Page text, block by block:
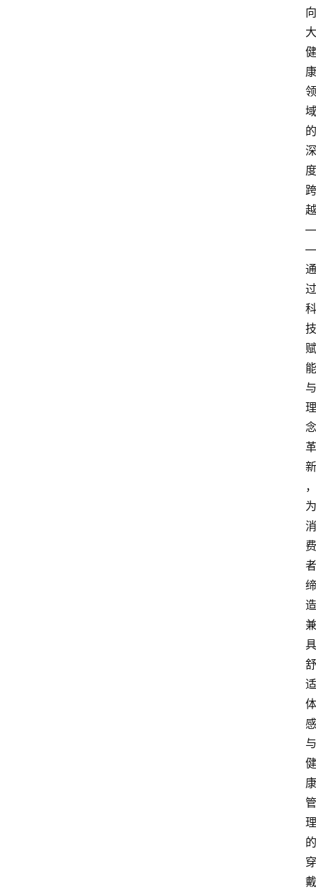
向
大
健
康
领
域
的
深
度
跨
越
—
—
通
过
科
技
赋
能
与
理
念
革
新
，
为
消
费
者
缔
造
兼
具
舒
适
体
感
与
健
康
管
理
的
穿
戴